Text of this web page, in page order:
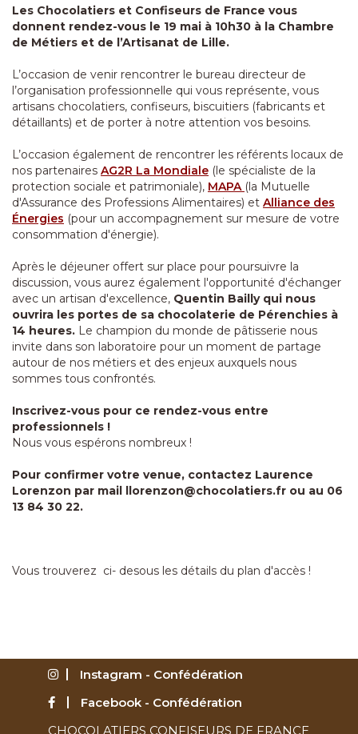
Les Chocolatiers et Confiseurs de France vous
donnent rendez-vous le 19 mai à 10h30 à la Chambre
de Métiers et de l’Artisanat de Lille.
L’occasion de venir rencontrer le bureau directeur de
l’organisation professionnelle qui vous représente, vous
artisans chocolatiers, confiseurs, biscuitiers (fabricants et
détaillants) et de porter à notre attention vos besoins.
L’occasion également de rencontrer les référents locaux de
nos partenaires AG2R La Mondiale (le spécialiste de la
protection sociale et patrimoniale), MAPA (la Mutuelle
d'Assurance des Professions Alimentaires) et Alliance des
Énergies (pour un accompagnement sur mesure de votre
consommation d'énergie).
Après le déjeuner offert sur place pour poursuivre la
discussion, vous aurez également l'opportunité d'échanger
avec un artisan d'excellence, Quentin Bailly qui nous
ouvrira les portes de sa chocolaterie de Pérenchies à
14 heures. Le champion du monde de pâtisserie nous
invite dans son laboratoire pour un moment de partage
autour de nos métiers et des enjeux auxquels nous
sommes tous confrontés.
Inscrivez-vous pour ce rendez-vous entre
professionnels !
Nous vous espérons nombreux !
Pour confirmer votre venue, contactez Laurence
Lorenzon par mail llorenzon@chocolatiers.fr ou au 06
13 84 30 22.
Vous trouverez ci- desous les détails du plan d'accès !
Instagram - Confédération
Facebook - Confédération
CHOCOLATIERS CONFISEURS DE FRANCE